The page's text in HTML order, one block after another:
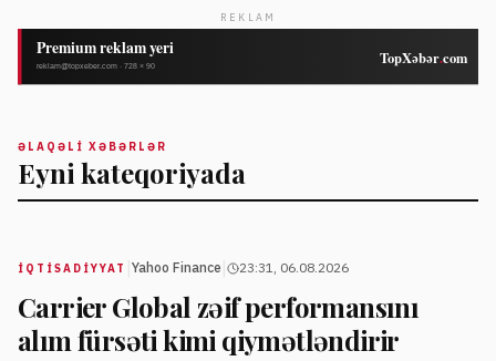
REKLAM
ƏLAQƏLI XƏBƏRLƏR
Eyni kateqoriyada
İQTISADIYYAT Yahoo Finance 23:31, 06.08.2026
Carrier Global zəif performansını
alım fürsəti kimi qiymətləndirir